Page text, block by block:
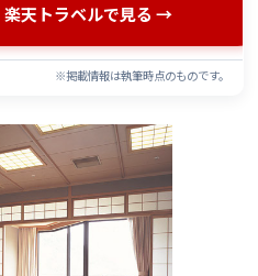
楽天トラベルで見る →
※掲載情報は執筆時点のものです。